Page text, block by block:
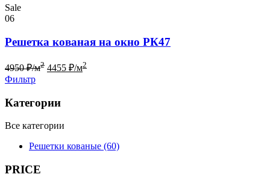
Sale
06
Решетка кованая на окно РК47
4950₽/м2 4455 ₽/м2
Фильтр
Категории
Все категории
Решетки кованые (60)
PRICE